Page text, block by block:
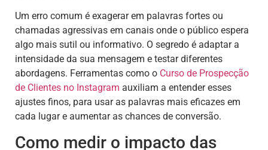
Um erro comum é exagerar em palavras fortes ou
chamadas agressivas em canais onde o público espera
algo mais sutil ou informativo. O segredo é adaptar a
intensidade da sua mensagem e testar diferentes
abordagens. Ferramentas como o Curso de Prospecção
de Clientes no Instagram auxiliam a entender esses
ajustes finos, para usar as palavras mais eficazes em
cada lugar e aumentar as chances de conversão.
Como medir o impacto das